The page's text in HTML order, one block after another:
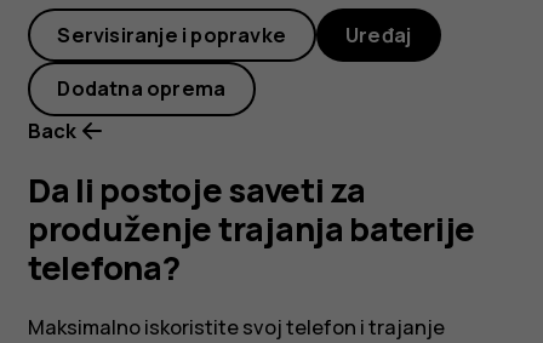
produženje
trajanja
baterije
telefona?
Servisiranje i popravke Uređaj
Dodatna oprema
Back
Da li postoje saveti za
produženje trajanja baterije
telefona?
Maksimalno iskoristite svoj telefon i trajanje